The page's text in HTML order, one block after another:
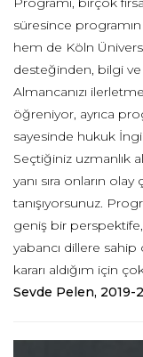
süresince
hem de Köln
desteğinden, bilgi
Almancanızı
öğreniyor, ayrıca
sayesinde hukuk
Seçtiğiniz uzmanlık
yanı sıra onların
tanışıyorsunuz.
geniş bir
yabancı dillere
kararı aldığım için
Sevde Pelen, 2019-